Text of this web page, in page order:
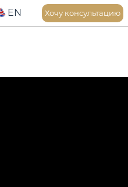
EN Хочу консультацию